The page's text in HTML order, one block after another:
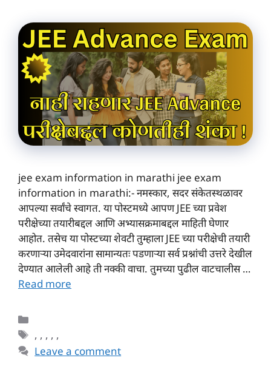
jee exam information in marathi jee exam
information in marathi:- नमस्कार, सदर संकेतस्थळावर
आपल्या सर्वांचे स्वागत. या पोस्टमध्ये आपण JEE च्या प्रवेश
परीक्षेच्या तयारीबद्दल आणि अभ्यासक्रमाबद्दल माहिती घेणार
आहोत. तसेच या पोस्टच्या शेवटी तुम्हाला JEE च्या परीक्षेची तयारी
करणाऱ्या उमेदवारांना सामान्यतः पडणाऱ्या सर्व प्रश्नांची उत्तरे देखील
देण्यात आलेली आहे ती नक्की वाचा. तुमच्या पुढील वाटचालीस …
Read more
Tags
, , , , ,
Leave a comment